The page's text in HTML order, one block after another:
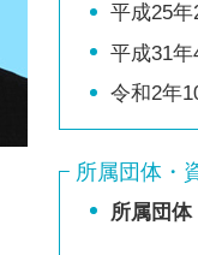
平成25
平成31
令和2年
所属団体・
所属団体